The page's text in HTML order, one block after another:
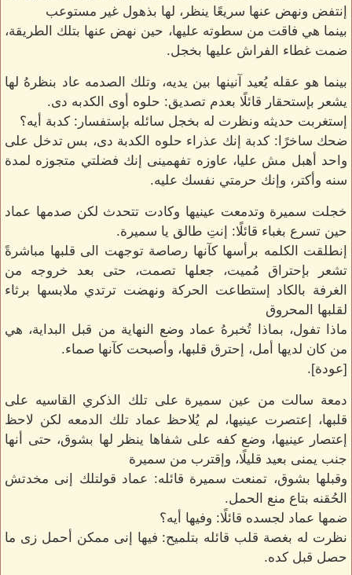
إنتفض ونهض عنها سريعًا ينظر، لها بذهول غير مستوعب
بينما هي فاقت من سطوته عليها، حين نهض عنها بتلك الطريقة،
ضمت غطاء الفراش عليها بخجل.
بينما هو عقله يُعيد آنينها بين يديه، وتلك الصدمه عاد بنظرهُ لها
يشعر بإستحقار قائلًا بعدم تصديق: حلوه أوى الكدبه دى.
إستغربت حديثه ونظرت له بخجل سائله بإستفسار: كدبة أيه؟
ضحك ساخرًا: كدبة إنك عذراء حلوه الكدبة دى، بس تدخل على
واحد أهبل مش عليا، عاوزه تفهمينى إنك فضلتي متجوزه لمدة
سنه وأكتر، وإنك حرمتي نفسك عليه.
خجلت سميرة وتدمعت عينيها وكادت تتحدث لكن صدمها عماد
حين تسرع بغباء قائلًا: إنتِ طالق يا سميرة.
إنطلقت الكلمه برأسها كآنها رصاصة توجهت الى قلبها مباشرةً
تشعر بإحتراق مُميت، جعلها تصمت، حتى بعد خروجه من
الغرفة بالكاد إستطاعت الحركة ونهضت ترتدي ملابسها برثاء
لقلبها المحروق
ماذا تفول، بماذا تُخبرهُ عماد وضع النهاية من قبل البداية، هي
من كان لديها أمل، إحترق قلبها، وأصبحت كآنها صماء.
[عودة].
دمعة سالت من عين سميرة على تلك الذكري القاسيه على
قلبها، إعتصرت عينيها، لم يُلاحظ عماد تلك الدمعه لكن لاحظ
إعتصار عينيها، وضع كفه على شفاها ينظر لها بشوق، حتى أنها
جنب يمنى بعيد قليلًا، وإقترب من سميرة
وقبلها بشوق، تمنعت سميرة قائله: عماد قولتلك إنى مخدتش
الحُقنه بتاع منع الحمل.
ضمها عماد لجسده قائلًا: وفيها أيه؟
نظرت له بغصة قلب قائله بتلميح: فيها إنى ممكن أحمل زى ما
حصل قبل كده.